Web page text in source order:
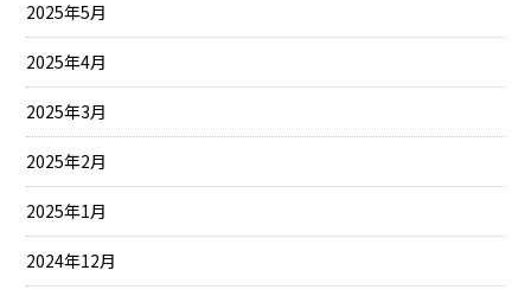
2025年5月
2025年4月
2025年3月
2025年2月
2025年1月
2024年12月